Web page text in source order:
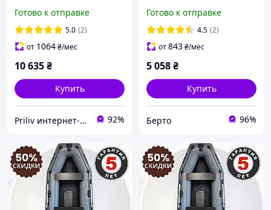
950 г/м²
грузоподъемность 216 кг
вес 14.6 кг
Готово к отправке
5.0 (2)
от 1064₴/мес
10 635₴
Купить
Priliv интернет-магазин 92%
сиденьями и насосом
Intex Seahawk 3
Готово к отправке
4.5 (2)
от843₴/мес
5 058₴
Купить
Берто 96%